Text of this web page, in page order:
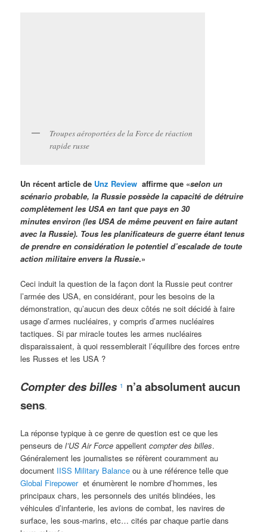
Troupes aéroportées de la Force de réaction
rapide russe
Un récent article de Unz Review affirme que «selon un
scénario probable, la Russie possède la capacité de détruire
complètement les USA en tant que pays en 30
minutes environ (les USA de même peuvent en faire autant
avec la Russie). Tous les planificateurs de guerre étant tenus
de prendre en considération le potentiel d’escalade de toute
action militaire envers la Russie.»
Ceci induit la question de la façon dont la Russie peut contrer
l’armée des USA, en considérant, pour les besoins de la
démonstration, qu’aucun des deux côtés ne soit décidé à faire
usage d’armes nucléaires, y compris d’armes nucléaires
tactiques. Si par miracle toutes les armes nucléaires
disparaissaient, à quoi ressemblerait l’équilibre des forces entre
les Russes et les USA ?
Compter des billes 1 n’a absolument aucun
sens.
La réponse typique à ce genre de question est ce que les
penseurs del’US Air Forceappellentcompter des billes.
Généralement les journalistes se réfèrent couramment au
document IISS Military Balance ou à une référence telle que
Global Firepoweret énumèrent le nombre d’hommes, les
principaux chars, les personnels des unités blindées, les
véhicules d’infanterie, les avions de combat, les navires de
surface, les sous-marins, etc… cités par chaque partie dans